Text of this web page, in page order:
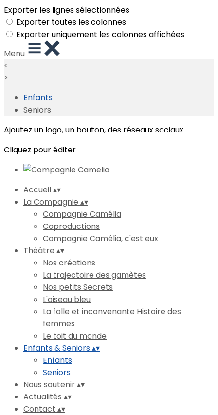
Exporter les lignes sélectionnées
Exporter toutes les colonnes
Exporter uniquement les colonnes affichées
Menu
<
>
Enfants
Seniors
Ajoutez un logo, un bouton, des réseaux sociaux
Cliquez pour éditer
Accueil▴▾
La Compagnie ▴▾
Compagnie Camélia
Coproductions
Compagnie Camélia, c'est eux
Théâtre ▴▾
Nos créations
La trajectoire des gamètes
Nos petits Secrets
L'oiseau bleu
La folle et inconvenante Histoire des
femmes
Le toit du monde
Enfants & Seniors▴▾
Enfants
Seniors
Nous soutenir▴▾
Actualités ▴▾
Contact ▴▾